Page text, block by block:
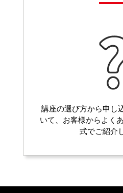
講座の選び方から申し
いて、お客様からよく
式でご紹介